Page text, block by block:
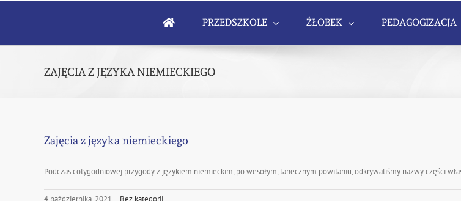
PRZEDSZKOLE ŻŁOBEK PEDAGOGIZACJA
ZAJĘCIA Z JĘZYKA NIEMIECKIEGO
Zajęcia z języka niemieckiego
Podczas cotygodniowej przygody z językiem niemieckim, po wesołym, tanecznym powitaniu, odkrywaliśmy nazwy części
4 października, 2021 | Bez kategorii